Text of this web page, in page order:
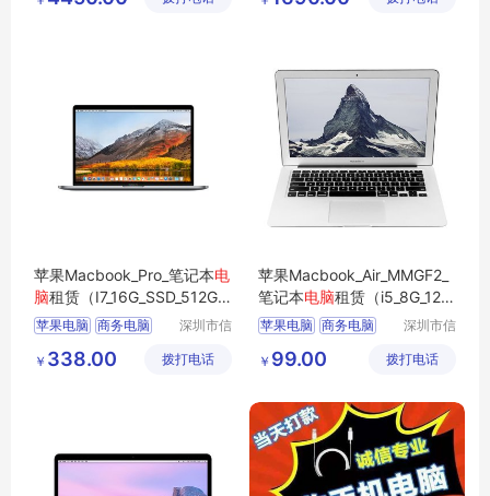
苹果Macbook_Pro_笔记本电
脑租赁（I7_16G_SSD_512G_1
5.4寸_2K屏）
苹果电脑 商务电脑
企业电脑
深圳市信
技术有限
￥ 338.00 拨打电话
苹果Macbook_Air_MMGF2_
笔记本电脑租赁（i5_8G_128
G_13.3英寸）
苹果电脑 商务电脑
企业电脑
深圳市信
技术有限
￥ 99.00 拨打电话